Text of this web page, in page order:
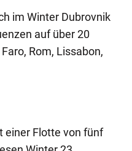
im Winter Dubrovnik
auf über 20
Rom, Lissabon,
einer Flotte von fünf